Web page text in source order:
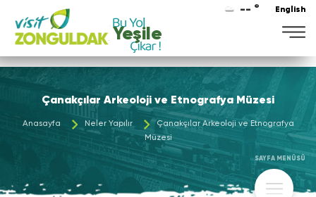
-- ° English
Yeşile
Çanakçılar Arkeoloji ve Etnografya Müzesi
Anasayfa Neler Yapılır
Çanakçılar Arkeoloji ve Etnografya
Müzesi
SAYFA MENÜSÜ